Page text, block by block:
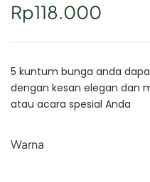
Rp118.000
5 kuntum bunga anda
dengan kesan elegan dan
atau acara spesial Anda
Warna